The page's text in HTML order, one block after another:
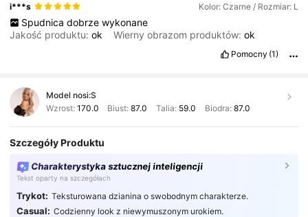
i***s Kolor: Czarne / Rozmiar: L
Spudnica dobrze wykonane
Jakość produktu:ok Wierny obrazom produktów:ok
Pomocny (1)
Model nosi:S
Wzrost: 170.0 Biust:87.0 Talia: 59.0 Biodra: 87.0
Szczegóły Produktu
Charakterystyka sztucznej inteligencji
Tekst oparty na szczegółach
Trykot: Teksturowana dzianina o swobodnym charakterze.
Casual: Codzienny look z niewymuszonym urokiem.